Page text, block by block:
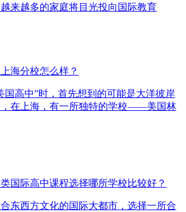
来越多的家庭将目光投向国际教育
海分校怎么样？
国高中”时，首先想到的可能是大洋彼岸
，在上海，有一所独特的学校——美国林
国际高中课程选择哪所学校比较好？
东西方文化的国际大都市，选择一所合